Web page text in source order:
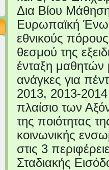
Δια Βίου
Ευρωπαϊκή
εθνικούς
θεσμού της
ένταξη μαθητών
ανάγκες για
2013, 2013-2014
πλαίσιο των
της ποιότητας
κοινωνικής
στις 3
Σταδιακής